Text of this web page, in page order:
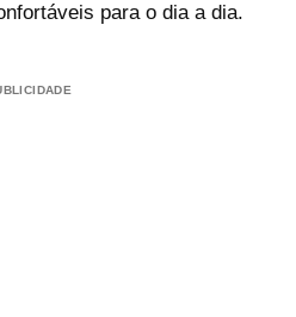
para o dia a dia.